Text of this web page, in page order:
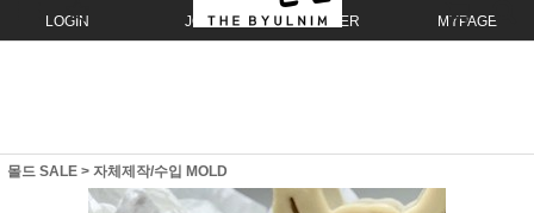
LOGIN JOIN ORDER MYPAGE
몰드 SALE > 자체제작/수입 MOLD